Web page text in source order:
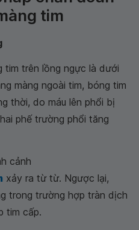
tim
tim trên lồng ngực là dưới
màng ngoài tim, bóng tim
thời, do máu lên phổi bị
phế trường phổi tăng
cảnh
xảy ra từ từ. Ngược lại,
trong trường hợp tràn dịch
tim cấp.